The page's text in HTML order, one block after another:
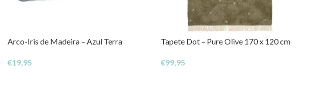
Arco-Iris de Madeira – Azul Terra
€19,95
Tapete Dot – Pure Olive 170 x 120 cm
€99,95